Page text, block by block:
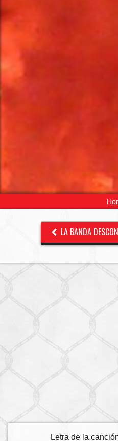
LA BANDA
Letra de la